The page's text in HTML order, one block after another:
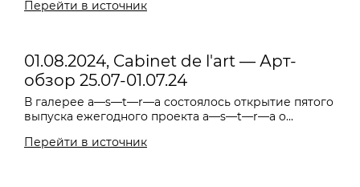
Перейти в источник
01.08.2024, Cabinet de l'art — Арт-
обзор 25.07-01.07.24
В галерее a—s—t—r—a состоялось открытие пятого
выпуска ежегодного проекта a—s—t—r—a o...
Перейти в источник